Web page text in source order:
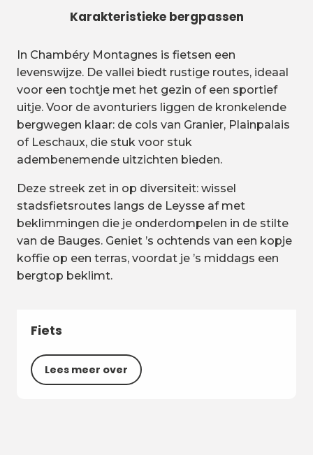
Karakteristieke bergpassen
In Chambéry Montagnes is fietsen een
levenswijze. De vallei biedt rustige routes, ideaal
voor een tochtje met het gezin of een sportief
uitje. Voor de avonturiers liggen de kronkelende
bergwegen klaar: de cols van Granier, Plainpalais
of Leschaux, die stuk voor stuk
adembenemende uitzichten bieden.
Deze streek zet in op diversiteit: wissel
stadsfietsroutes langs de Leysse af met
beklimmingen die je onderdompelen in de stilte
van de Bauges. Geniet ’s ochtends van een kopje
koffie op een terras, voordat je ’s middags een
bergtop beklimt.
Fiets
Lees meer over